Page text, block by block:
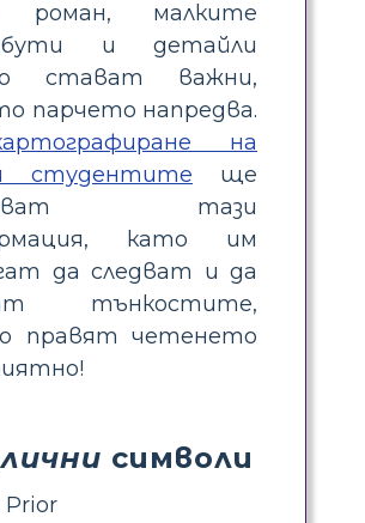
роман, малките
и детайли
стават важни,
парчето напредва.
на
студентите ще
тази
като им
да следват и да
тънкостите,
правят четенето
символи
Prior